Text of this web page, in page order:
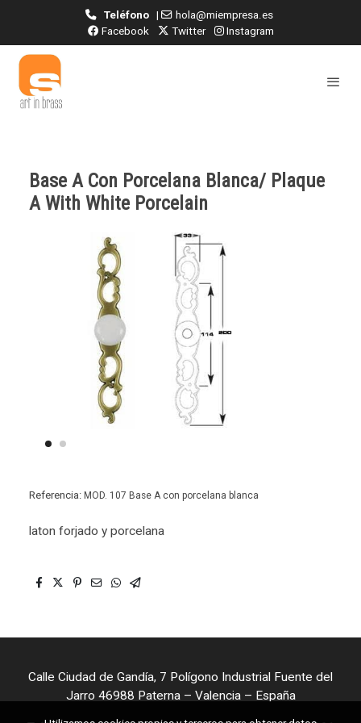
Teléfono|
hola@miempresa.es
Facebook
Twitter Instagram
Base A Con Porcelana Blanca/ Plaque
A With White Porcelain
Referencia: MOD. 107 Base A con porcelana blanca
laton forjado y porcelana
Calle Ciudad de Gandía, 7 Polígono Industrial Fuente del
Jarro 46988 Paterna – Valencia – España